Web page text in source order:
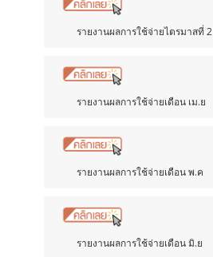
รายงานผลการใช้จ่ายไตรมาสที่ 2
รายงานผลการใช้จ่ายเดือน เม.ย
รายงานผลการใช้จ่ายเดือน พ.ค
รายงานผลการใช้จ่ายเดือน มิ.ย